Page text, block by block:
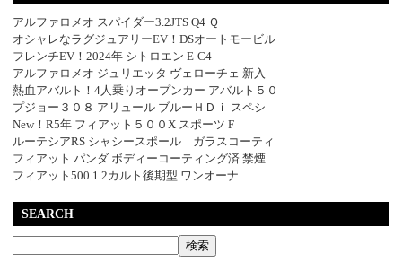
アルファロメオ スパイダー3.2JTS Q4 Ｑ
オシャレなラグジュアリーEV！DSオートモービル
フレンチEV！2024年 シトロエン E-C4
アルファロメオ ジュリエッタ ヴェローチェ 新入
熱血アバルト！4人乗りオープンカー アバルト５０
プジョー３０８ アリュール ブルーＨＤｉ スペシ
New！R5年 フィアット５００X スポーツ F
ルーテシアRS シャシースポール ガラスコーティ
フィアット パンダ ボディーコーティング済 禁煙
フィアット500 1.2カルト後期型 ワンオーナ
SEARCH